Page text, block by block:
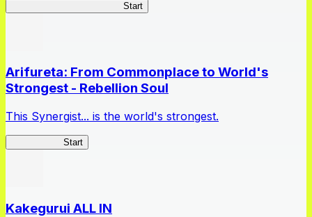
Start
Arifureta: From Commonplace to World's
Strongest - Rebellion Soul
This Synergist... is the world's strongest.
Start
Kakegurui ALL IN